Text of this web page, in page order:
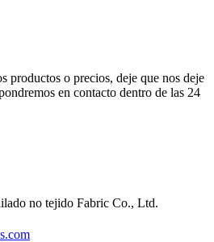
productos o precios, deje que nos deje
en contacto dentro de las 24
no tejido Fabric Co., Ltd.